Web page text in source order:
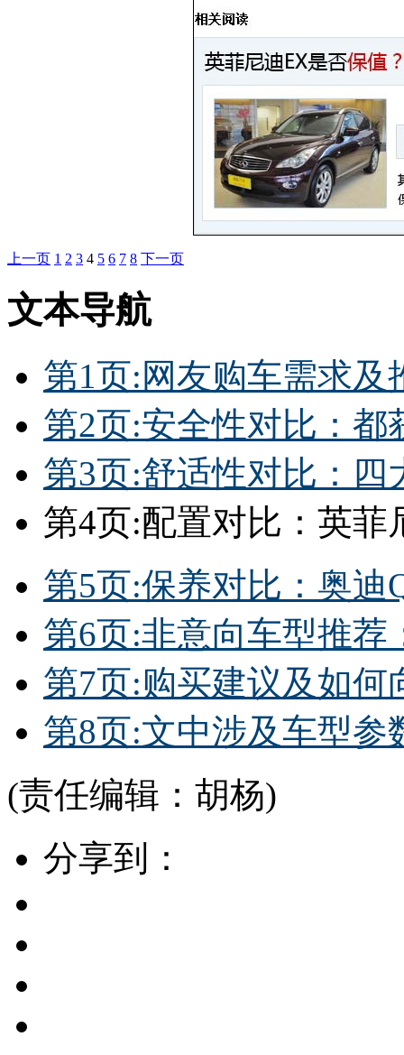
上一页 1 2 3 4 5 6 7 8 下一页
文本导航
第1页:网友购车需求及
第2页:安全性对比：都
第3页:舒适性对比：四
第4页:配置对比：英菲
第5页:保养对比：奥迪
第6页:非意向车型推荐
第7页:购买建议及如何
第8页:文中涉及车型参
(责任编辑：胡杨)
分享到：